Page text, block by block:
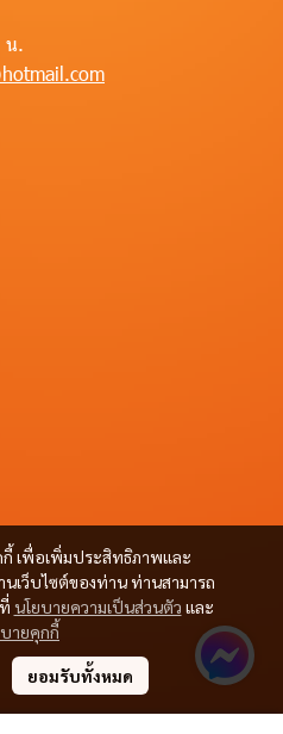
กี้ เพื่อเพิ่มประสิทธิภาพและ
เว็บไซต์ของท่าน ท่านสามารถ
นโยบายความเป็นส่วนตัว และ
ายคุกกี้
ยอมรับทั้งหมด
น.